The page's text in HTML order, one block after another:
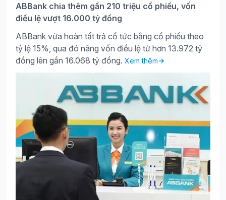
ABBank chia thêm gần 210 triệu cổ phiếu, vốn
điều lệ vượt 16.000 tỷ đồng
ABBank vừa hoàn tất trả cổ tức bằng cổ phiếu theo
tỷ lệ 15%, qua đó nâng vốn điều lệ từ hơn 13.972 tỷ
đồng lên gần 16.068 tỷ đồng. Xem thêm